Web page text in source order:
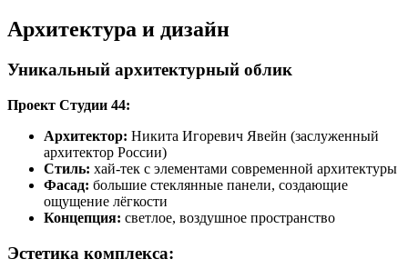
Архитектура и дизайн
Уникальный архитектурный облик
Проект Студии 44:
Архитектор: Никита Игоревич Явейн (заслуженный
архитектор России)
Стиль: хай-тек с элементами современной архитектуры
Фасад: большие стеклянные панели, создающие
ощущение лёгкости
Концепция: светлое, воздушное пространство
Эстетика комплекса: